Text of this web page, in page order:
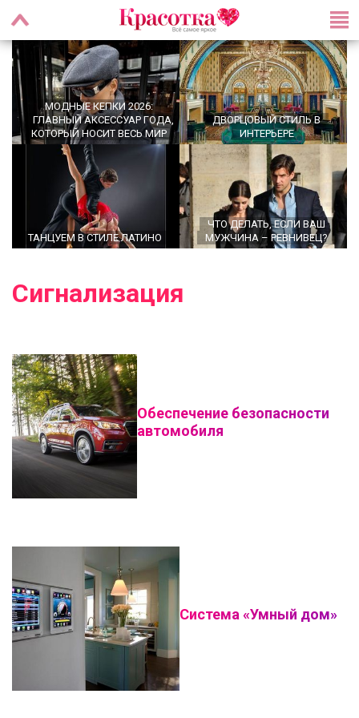
МОДНЫЕ КЕПКИ 2026:
ГЛАВНЫЙ АКСЕССУАР ГОДА,
КОТОРЫЙ НОСИТ ВЕСЬ МИР
ДВОРЦОВЫЙ СТИЛЬ В
ИНТЕРЬЕРЕ
ТАНЦУЕМ В СТИЛЕ ЛАТИНО
ЧТО ДЕЛАТЬ, ЕСЛИ ВАШ
МУЖЧИНА – РЕВНИВЕЦ?
Сигнализация
Обеспечение безопасности
автомобиля
Система «Умный дом»